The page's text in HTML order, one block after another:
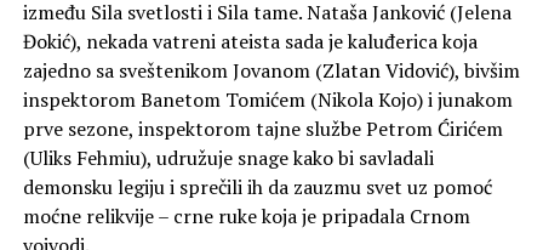
između Sila svetlosti i Sila tame. Nataša Janković (Jelena
Đokić), nekada vatreni ateista sada je kaluđerica koja
zajedno sa sveštenikom Jovanom (Zlatan Vidović), bivšim
inspektorom Banetom Tomićem (Nikola Kojo) i junakom
prve sezone, inspektorom tajne službe Petrom Ćirićem
(Uliks Fehmiu), udružuje snage kako bi savladali
demonsku legiju i sprečili ih da zauzmu svet uz pomoć
moćne relikvije – crne ruke koja je pripadala Crnom
vojvodi.